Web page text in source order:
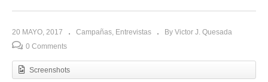
20 MAYO, 2017 Campañas Entrevistas
By Victor J. Quesada
0 Comments
Screenshots